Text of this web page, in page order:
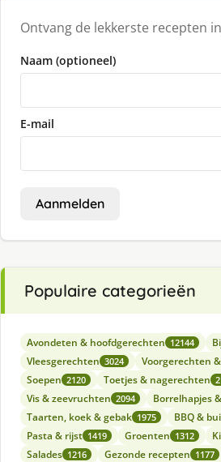
Ontvang de lekkerste recepten
Naam (optioneel)
E-mail
Aanmelden
Populaire categorieën
Avondeten & hoofdgerechten 12144
Vleesgerechten 3024 Voorgerechten
Soepen 2120 Toetjes & nagerechten
Vis & zeevruchten 2094 Borrelhapjes
Taarten, koek & gebak 1975 BBQ &
Pasta & rijst 1419 Groenten 1312
Salades 1216 Gezonde recepten 1177